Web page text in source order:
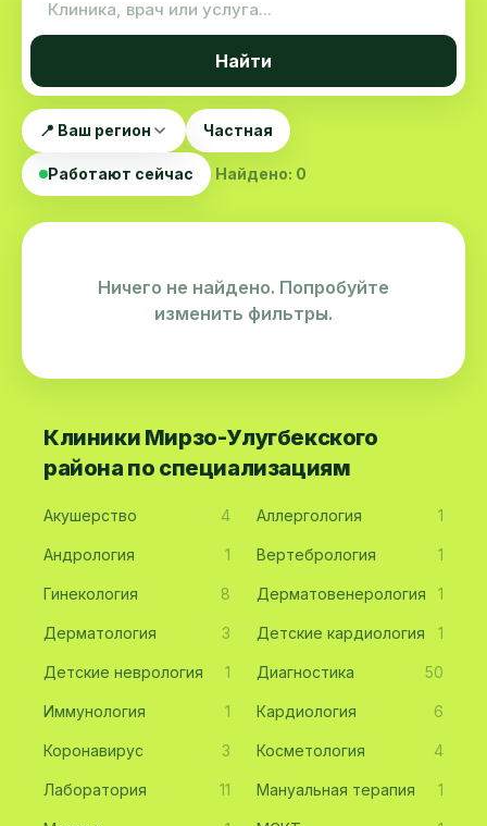
Найти
📍 Ваш регион Частная
Работают сейчас Найдено: 0
Ничего не найдено. Попробуйте
изменить фильтры.
Клиники Мирзо-Улугбекского
района по специализациям
Акушерство 4 Аллергология 1
Андрология 1 Вертебрология 1
Гинекология 8 Дерматовенерология 1
Дерматология 3 Детские кардиология 1
Детские неврология 1 Диагностика 50
Иммунология 1 Кардиология 6
Коронавирус 3 Косметология 4
Лаборатория 11 Мануальная терапия 1